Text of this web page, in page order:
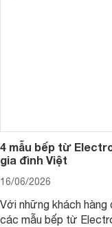
4 mẫu bếp từ
gia đình Việt
16/06/2026
Với những khách
các mẫu bếp từ